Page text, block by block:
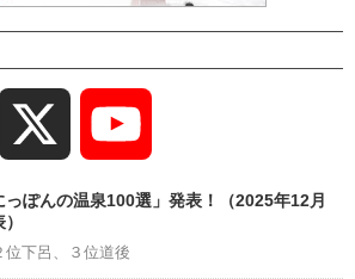
Instagram
Channel
っぽんの温泉100選」発表！（2025年12月
位下呂、３位道後